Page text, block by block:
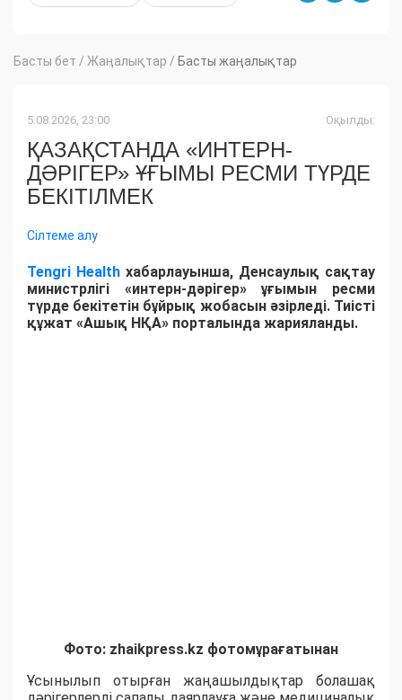
Басты бет / Жаңалықтар / Басты жаңалықтар
5.08.2026, 23:00 Оқылды:
ҚАЗАҚСТАНДА «ИНТЕРН-
ДӘРІГЕР» ҰҒЫМЫ РЕСМИ ТҮРДЕ
БЕКІТІЛМЕК
Сілтеме алу
Tengri Health хабарлауынша, Денсаулық сақтау
министрлігі «интерн-дәрігер» ұғымын ресми
түрде бекітетін бұйрық жобасын әзірледі. Тиісті
құжат «Ашық НҚА» порталында жарияланды.
Фото: zhaikpress.kz фотомұрағатынан
​Ұсынылып отырған жаңашылдықтар болашақ